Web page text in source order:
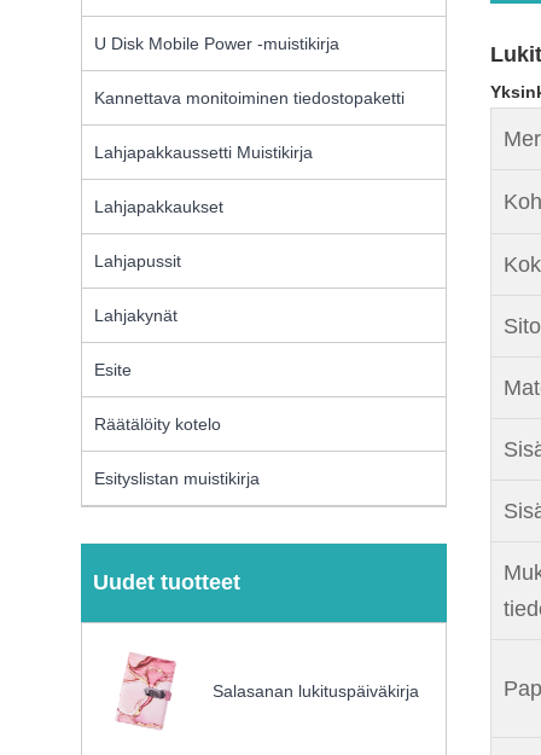
U Disk Mobile Power -muistikirja
Kannettava monitoiminen tiedostopaketti
Lahjapakkaussetti Muistikirja
Lahjapakkaukset
Lahjapussit
Lahjakynät
Esite
Räätälöity kotelo
Esityslistan muistikirja
Uudet tuotteet
Salasanan lukituspäiväkirja